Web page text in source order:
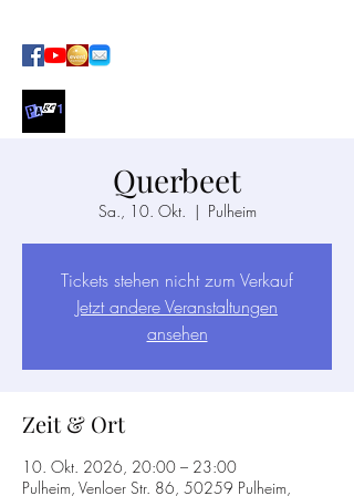
Querbeet
Sa., 10. Okt.
  |
Pulheim
Tickets stehen nicht zum Verkauf
Jetzt andere Veranstaltungen
ansehen
Zeit & Ort
10. Okt. 2026, 20:00 – 23:00
Pulheim, Venloer Str. 86, 50259 Pulheim,